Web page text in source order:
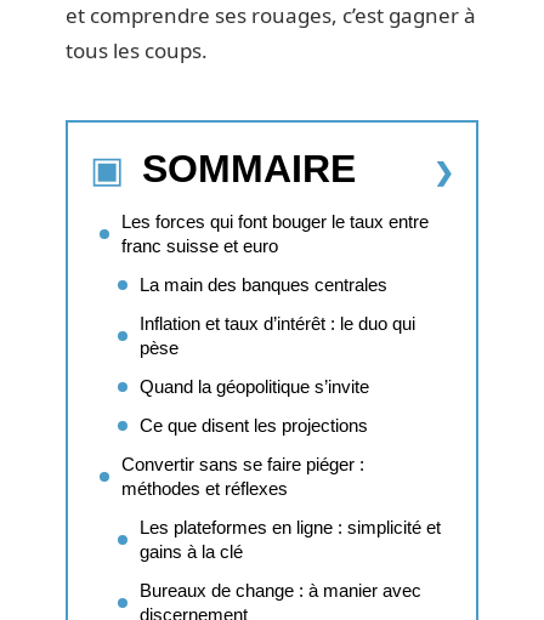
et comprendre ses rouages, c’est gagner à
tous les coups.
SOMMAIRE
Les forces qui font bouger le taux entre
franc suisse et euro
La main des banques centrales
Inflation et taux d’intérêt : le duo qui
pèse
Quand la géopolitique s’invite
Ce que disent les projections
Convertir sans se faire piéger :
méthodes et réflexes
Les plateformes en ligne : simplicité et
gains à la clé
Bureaux de change : à manier avec
discernement